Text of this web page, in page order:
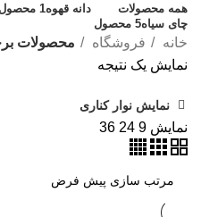
همه محصولات دانه قهوه1 محصول
چای سیاه5 محصول
خانه فروشگاه
محصولات
نمایش یک نتیجه
نمایش نوار کناری
نمایش 9
24
36